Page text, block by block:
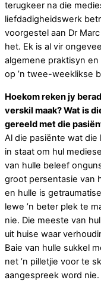
terugkeer na die
liefdadigheidswerk
voorgestel aan Dr
het. Ek is al vir
algemene praktisyn
op ’n twee-weeklikse
Hoekom reken jy
verskil maak? Wat is
gereeld met die
Al die pasiënte wat die
in staat om hul
van hulle beleef
groot persentasie van
en hulle is
lewe ’n beter plek te
nie. Die meeste van
uit huise waar
Baie van hulle sukkel
net ’n pilletjie voor te
aangespreek word